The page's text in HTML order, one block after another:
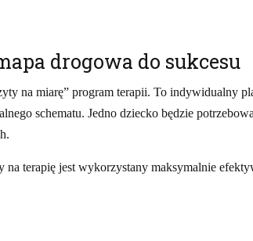
drogowa do sukcesu
na miarę” program terapii. To indywidualny
schematu. Jedno dziecko będzie
na terapię jest wykorzystany maksymalnie